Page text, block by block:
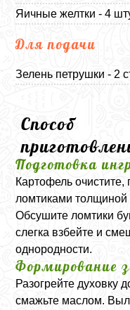
Яичные желтки - 4
Для подачи
Зелень петрушки - 2
Способ
Подготовка
Картофель
ломтиками
Обсушите ломтики
слегка взбейте и
однородности.
Формирование
Разогрейте духовку
смажьте маслом.